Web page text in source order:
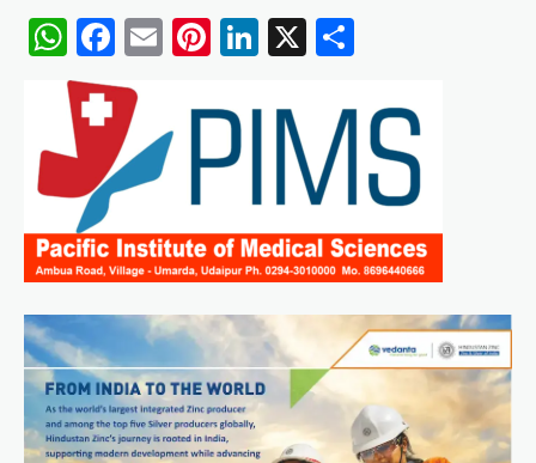
WhatsApp
Facebook
EmailPinterest
LinkedIn
X